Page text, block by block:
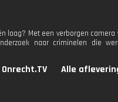
laag? Met een verborgen
naar criminelen die
Onrecht.TV Alle